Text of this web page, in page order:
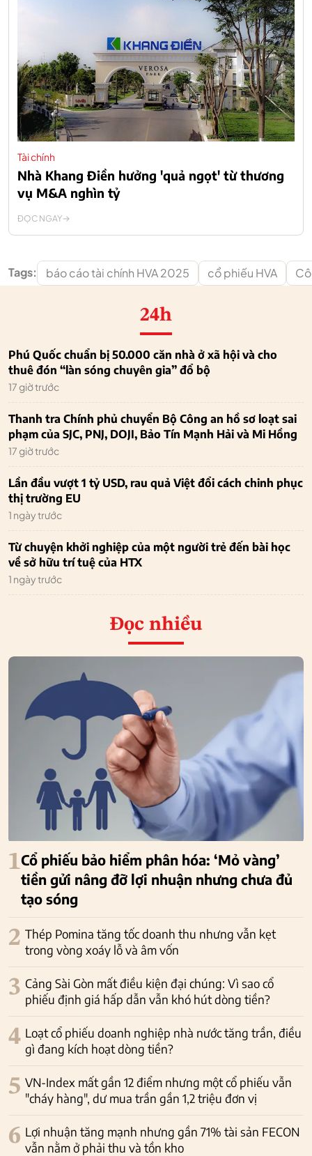
Tài chính
Nhà Khang Điền hưởng 'quả ngọt' từ thương
vụ M&A nghìn tỷ
ĐỌC NGAY
Tags: báo cáo tài chính HVA 2025 cổ phiếu HVA
24h
Phú Quốc chuẩn bị 50.000 căn nhà ở xã hội và cho
thuê đón “làn sóng chuyên gia” đổ bộ
17 giờ trước
Thanh tra Chính phủ chuyển Bộ Công an hồ sơ loạt sai
phạm của SJC, PNJ, DOJI, Bảo Tín Mạnh Hải và Mi Hồng
17 giờ trước
Lần đầu vượt 1 tỷ USD, rau quả Việt đổi cách chinh phục
thị trường EU
1 ngày trước
Từ chuyện khởi nghiệp của một người trẻ đến bài học
về sở hữu trí tuệ của HTX
1 ngày trước
Đọc nhiều
1Cổ phiếu bảo hiểm phân hóa: ‘Mỏ vàng’
tiền gửi nâng đỡ lợi nhuận nhưng chưa đủ
tạo sóng
2 Thép Pomina tăng tốc doanh thu nhưng vẫn kẹt
trong vòng xoáy lỗ và âm vốn
3 Cảng Sài Gòn mất điều kiện đại chúng: Vì sao cổ
phiếu định giá hấp dẫn vẫn khó hút dòng tiền?
4 Loạt cổ phiếu doanh nghiệp nhà nước tăng trần, điều
gì đang kích hoạt dòng tiền?
5 VN-Index mất gần 12 điểm nhưng một cổ phiếu vẫn
"cháy hàng", dư mua trần gần 1,2 triệu đơn vị
6 Lợi nhuận tăng mạnh nhưng gần 71% tài sản FECON
vẫn nằm ở phải thu và tồn kho